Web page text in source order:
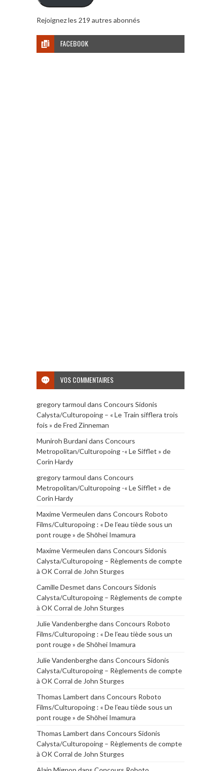
Rejoignez les 219 autres abonnés
FACEBOOK
VOS COMMENTAIRES
gregory tarmoul dans Concours Sidonis
Calysta/Culturopoing – « Le Train sifflera trois
fois » de Fred Zinneman
Muniroh Burdanidans Concours
Metropolitan/Culturopoing -« Le Sifflet » de
Corin Hardy
gregory tarmoul dans Concours
Metropolitan/Culturopoing -« Le Sifflet » de
Corin Hardy
Maxime Vermeulen dans Concours Roboto
Films/Culturopoing : « De l’eau tiède sous un
pont rouge » de Shōhei Imamura
Maxime Vermeulen dans Concours Sidonis
Calysta/Culturopoing – Règlements de compte
à OK Corral de John Sturges
Camille Desmet dans Concours Sidonis
Calysta/Culturopoing – Règlements de compte
à OK Corral de John Sturges
Julie Vandenberghedans Concours Roboto
Films/Culturopoing : « De l’eau tiède sous un
pont rouge » de Shōhei Imamura
Julie Vandenberghedans Concours Sidonis
Calysta/Culturopoing – Règlements de compte
à OK Corral de John Sturges
Thomas Lambert dans Concours Roboto
Films/Culturopoing : « De l’eau tiède sous un
pont rouge » de Shōhei Imamura
Thomas Lambert dans Concours Sidonis
Calysta/Culturopoing – Règlements de compte
à OK Corral de John Sturges